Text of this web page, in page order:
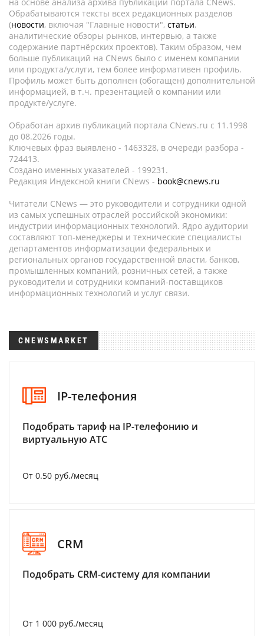
Обрабатываются тексты всех редакционных разделов
(новости, включая "Главные новости", статьи,
аналитические обзоры рынков, интервью, а также
содержание партнёрских проектов). Таким образом, чем
больше публикаций на CNews было с именем компании
или продукта/услуги, тем более информативен профиль.
Профиль может быть дополнен (обогащен) дополнительной
информацией, в т.ч. презентацией о компании или
продукте/услуге.
Обработан архив публикаций портала CNews.ru c 11.1998
до 08.2026 годы.
Ключевых фраз выявлено - 1463328, в очереди разбора -
724413.
Создано именных указателей - 199231.
Редакция Индексной книги CNews - book@cnews.ru
Читатели CNews — это руководители и сотрудники одной
из самых успешных отраслей российской экономики:
индустрии информационных технологий. Ядро аудитории
составляют топ-менеджеры и технические специалисты
департаментов информатизации федеральных и
региональных органов государственной власти, банков,
промышленных компаний, розничных сетей, а также
руководители и сотрудники компаний-поставщиков
информационных технологий и услуг связи.
CNEWSMARKET
IP-телефония
Подобрать тариф на IP-телефонию и
виртуальную АТС
От 0.50 руб./месяц
CRM
Подобрать CRM-систему для компании
От 1 000 руб./месяц